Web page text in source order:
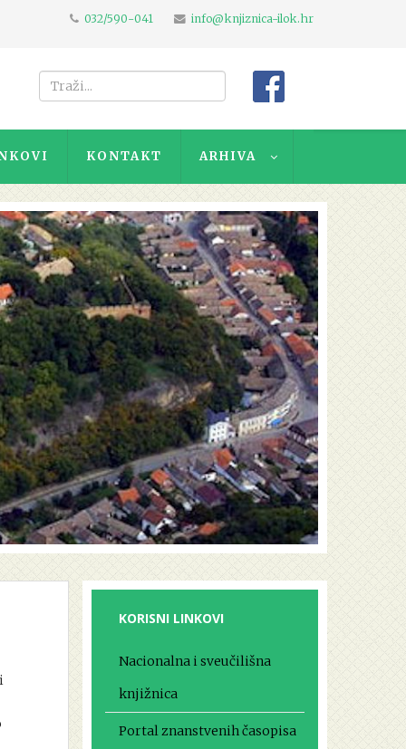
032/590-041 info@knjiznica-ilok.hr
KONTAKT ARHIVA
KORISNI LINKOVI
Nacionalna i sveučilišna
knjižnica
Portal znanstvenih časopisa